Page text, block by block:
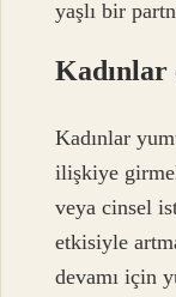
yaşlı bir
Kadınlar
Kadınlar
ilişkiye
veya cinsel
etkisiyle
devamı için